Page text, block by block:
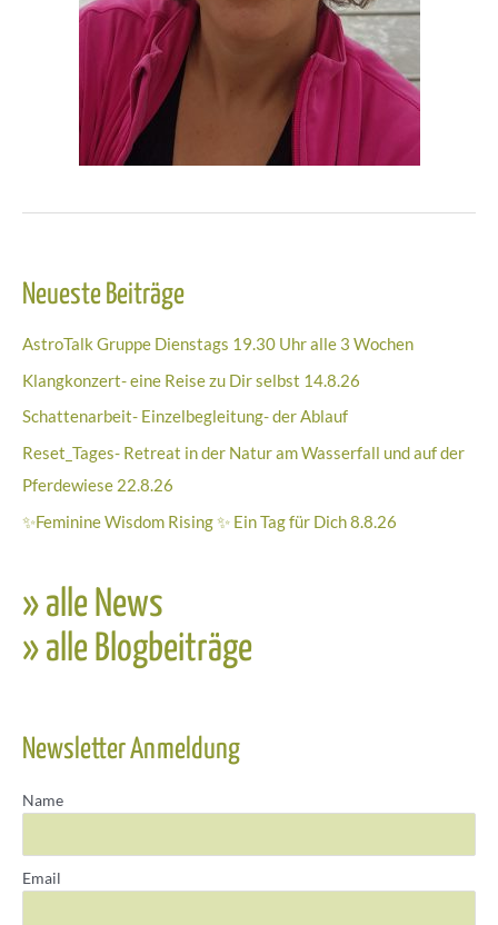
Neueste Beiträge
AstroTalk Gruppe Dienstags 19.30 Uhr alle 3 Wochen
Klangkonzert- eine Reise zu Dir selbst 14.8.26
Schattenarbeit- Einzelbegleitung- der Ablauf
Reset_Tages- Retreat in der Natur am Wasserfall und auf der
Pferdewiese 22.8.26
✨Feminine Wisdom Rising ✨ Ein Tag für Dich 8.8.26
» alle News
» alle Blogbeiträge
Newsletter Anmeldung
Name
Email